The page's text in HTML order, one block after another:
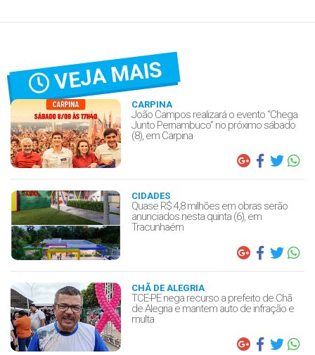
VEJA MAIS
CARPINA
João Campos realizará o evento “Chega
Junto Pernambuco” no próximo sábado
(8), em Carpina
CIDADES
Quase R$ 4,8 milhões em obras serão
anunciados nesta quinta (6), em
Tracunhaém
CHÃ DE ALEGRIA
TCE-PE nega recurso a prefeito de Chã
de Alegria e mantem auto de infração e
multa